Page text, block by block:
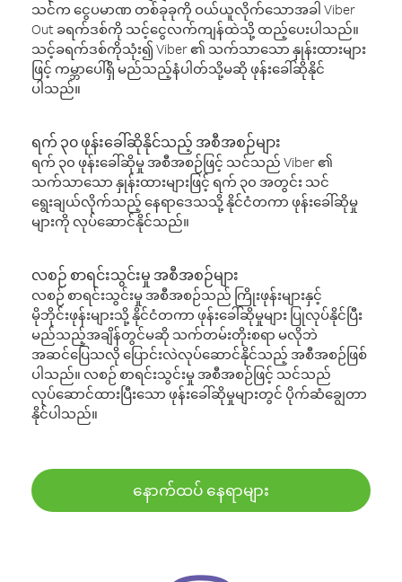
သင်က ငွေပမာဏ တစ်ခုခုကို ဝယ်ယူလိုက်သောအခါ Viber
Out ခရက်ဒစ်ကို သင့်ငွေလက်ကျန်ထဲသို့ ထည့်ပေးပါသည်။
သင့်ခရက်ဒစ်ကိုသုံး၍ Viber ၏ သက်သာသော နှုန်းထားများ
ဖြင့် ကမ္ဘာပေါ်ရှိ မည်သည့်နံပါတ်သို့မဆို ဖုန်းခေါ်ဆိုနိုင်
ပါသည်။
ရက် ၃၀ ဖုန်းခေါ်ဆိုနိုင်သည့် အစီအစဉ်များ
ရက် ၃၀ ဖုန်းခေါ်ဆိုမှု အစီအစဉ်ဖြင့် သင်သည် Viber ၏
သက်သာသော နှုန်းထားများဖြင့် ရက် ၃၀ အတွင်း သင်
ရွေးချယ်လိုက်သည့် နေရာဒေသသို့ နိုင်ငံတကာ ဖုန်းခေါ်ဆိုမှု
များကို လုပ်ဆောင်နိုင်သည်။
လစဉ် စာရင်းသွင်းမှု အစီအစဉ်များ
လစဉ် စာရင်းသွင်းမှု အစီအစဉ်သည် ကြိုးဖုန်းများနှင့်
မိုဘိုင်းဖုန်းများသို့ နိုင်ငံတကာ ဖုန်းခေါ်ဆိုမှုများ ပြုလုပ်နိုင်ပြီး
မည်သည့်အချိန်တွင်မဆို သက်တမ်းတိုးစရာ မလိုဘဲ
အဆင်ပြေသလို ပြောင်းလဲလုပ်ဆောင်နိုင်သည့် အစီအစဉ်ဖြစ်
ပါသည်။ လစဉ် စာရင်းသွင်းမှု အစီအစဉ်ဖြင့် သင်သည်
လုပ်ဆောင်ထားပြီးသော ဖုန်းခေါ်ဆိုမှုများတွင် ပိုက်ဆံချွေတာ
နိုင်ပါသည်။
နောက်ထပ် နေရာများ